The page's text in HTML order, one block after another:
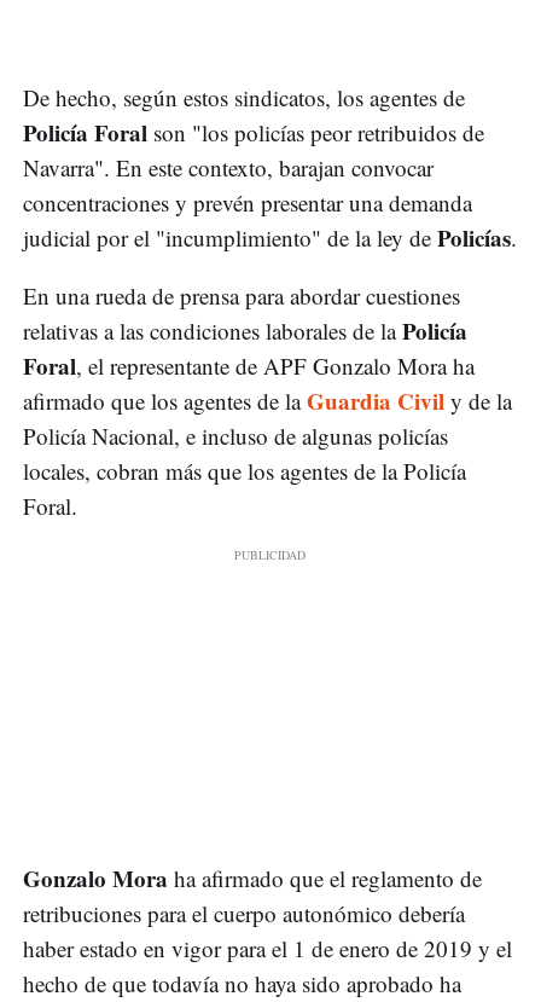
De hecho, según estos sindicatos, los agentes de
Policía Foral son "los policías peor retribuidos de
Navarra". En este contexto, barajan convocar
concentraciones y prevén presentar una demanda
judicial por el "incumplimiento" de la ley de Policías.
En una rueda de prensa para abordar cuestiones
relativas a las condiciones laborales de laPolicía
Foral, el representante de APF Gonzalo Mora ha
afirmado que los agentes de la Guardia Civil y de la
Policía Nacional, e incluso de algunas policías
locales, cobran más que los agentes de la Policía
Foral.
Gonzalo Mora ha afirmado que el reglamento de
retribuciones para el cuerpo autonómico debería
haber estado en vigor para el 1 de enero de 2019 y el
hecho de que todavía no haya sido aprobado ha